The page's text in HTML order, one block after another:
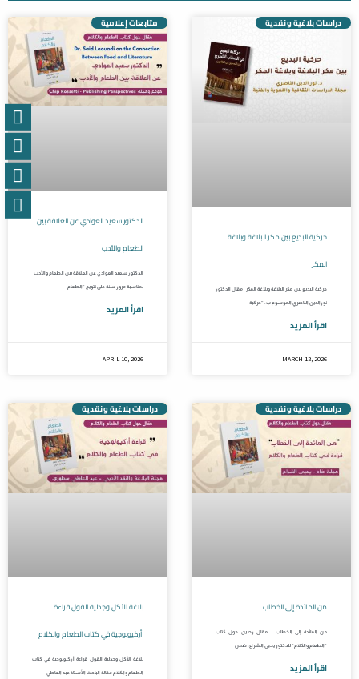
متابعات إعلامية
الدكتور سعيد العوادي عن العلاقة بين
الطعام والأدب
الدكتور سعيد العوادي عن العلاقة بين الطعام والأدب
بمناسبة مرور سنة على تتويج “الطعام
اقرأ المزيد
APRIL 10, 2026
دراسات بلاغية ونقدية
حركية البديع بين مكر البلاغة وبلاغة
المكر
حركية البديع بين مكر البلاغة وبلاغة المكر مقال الدكتور
نورالدين الناصري الموسوم ب: “حركية
اقرأ المزيد
MARCH 12, 2026
دراسات بلاغية ونقدية
بلاغة الأكل وجدلية القول قراءة
بلاغة الأكل وجدلية القول قراءة أركيولوجية في كتاب
الطعام والكلام مقالة الباحث الأستاذ عبد العاطي
دراسات بلاغية ونقدية
من المائدة إلى الخطاب
من المائدة إلى الخطاب مقال رصين حول كتاب
“الطعام والكلام” للدكتور يحيى الشراع، ضمن
اقرأ المزيد